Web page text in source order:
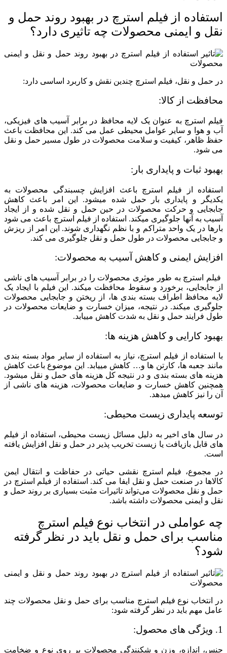
استفاده از فیلم استرچ در بهبود روند حمل و
نقل و ایمنی محصولات چه تاثیری دارد؟
در حمل و نقل، فیلم استرچ چندین نقش و کاربرد اساسی دارد:
محافظت از کالا:
فیلم استرچ به عنوان یک لایه محافظ در برابر آسیب های فیزیکی،
آب و هوا و سایر عوامل محیطی عمل می کند. این محافظت باعث
حفظ ظاهر، کیفیت و سلامت محصولات در طول مسیر حمل و نقل
می شود.
بهبود ثبات و پایداری بار:
استفاده از فیلم استرچ باعث افزایش چسبندگی محصولات به
یکدیگر و پایداری بار حمل شده میشود. این امر باعث کاهش
جابجایی و حرکت محصولات در حین حمل و نقل شده و از ایجاد
آسیب به آنها جلوگیری میکند. استفاده از فیلم استرچ باعث می شود
بارها در یک واحد متراکم و با نظم نگهداری شوند. این امر از ریزش
و جابجایی محصولات در طول حمل و نقل جلوگیری می کند.
افزایش ایمنی و کاهش آسیب به محصولات:
فیلم استرچ به طور موثری محصولات را در برابر آسیب های ناشی
از جابجایی، برخورد و سقوط محافظت میکند. این فیلم با ایجاد یک
لایه محافظ اطراف بسته بندی ها، از ریختن و جابجایی محصولات
جلوگیری میکند. در نتیجه، میزان خسارت و ضایعات محصولات در
طول فرایند حمل و نقل به شدت کاهش مییابد.
بهبود کارایی و کاهش هزینه ها:
با استفاده از فیلم استرچ، نیاز به استفاده از سایر مواد بسته بندی
مانند جعبه ها، کارتن ها و… کاهش مییابد. این موضوع باعث کاهش
هزینه های بسته بندی و در نتیجه کل هزینه های حمل و نقل میشود.
همچنین کاهش خسارت و ضایعات محصولات، هزینه های ناشی از
آن را نیز کاهش میدهد.
توسعه پایداری زیست محیطی:
در سال های اخیر به دلیل مسائل زیست محیطی، استفاده از فیلم
های قابل بازیافت یا زیست تخریب پذیر در حمل و نقل افزایش یافته
است.
در مجموع، فیلم استرچ نقشی حیاتی در حفاظت و انتقال ایمن
کالاها در صنعت حمل و نقل ایفا می کند. استفاده از فیلم استرچ در
حمل و نقل محصولات می‌تواند تاثیرات مثبت بسیاری بر روند حمل و
نقل و ایمنی محصولات داشته باشد.
چه عواملی در انتخاب نوع فیلم استرچ
مناسب برای حمل و نقل باید در نظر گرفته
شود؟
در انتخاب نوع فیلم استرچ مناسب برای حمل و نقل محصولات چند
عامل مهم باید در نظر گرفته شود:
1. ویژگی های محصول:
جنس، اندازه، وزن و شکنندگی محصولات بر روی نوع و ضخامت